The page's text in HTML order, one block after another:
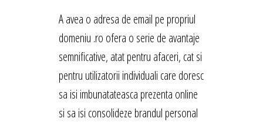
A avea o adresa de email pe propriul
domeniu .ro ofera o serie de avantaje
semnificative, atat pentru afaceri, cat si
pentru utilizatorii individuali care doresc
sa isi imbunatateasca prezenta online
si sa isi consolideze brandul personal